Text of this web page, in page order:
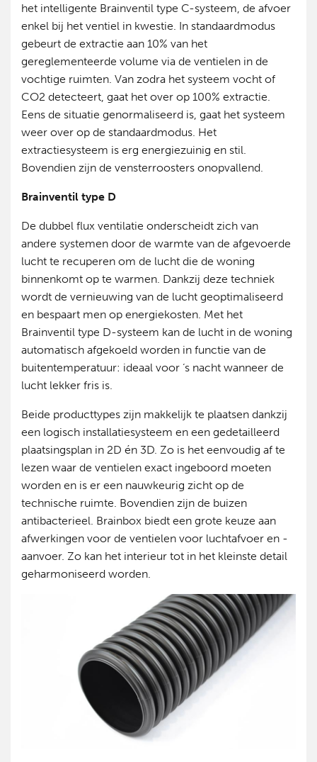
het intelligente Brainventil type C-systeem, de afvoer
enkel bij het ventiel in kwestie. In standaardmodus
gebeurt de extractie aan 10% van het
gereglementeerde volume via de ventielen in de
vochtige ruimten. Van zodra het systeem vocht of
CO2 detecteert, gaat het over op 100% extractie.
Eens de situatie genormaliseerd is, gaat het systeem
weer over op de standaardmodus. Het
extractiesysteem is erg energiezuinig en stil.
Bovendien zijn de vensterroosters onopvallend.
Brainventil type D
De dubbel flux ventilatie onderscheidt zich van
andere systemen door de warmte van de afgevoerde
lucht te recuperen om de lucht die de woning
binnenkomt op te warmen. Dankzij deze techniek
wordt de vernieuwing van de lucht geoptimaliseerd
en bespaart men op energiekosten. Met het
Brainventil type D-systeem kan de lucht in de woning
automatisch afgekoeld worden in functie van de
buitentemperatuur: ideaal voor ‘s nacht wanneer de
lucht lekker fris is.
Beide producttypes zijn makkelijk te plaatsen dankzij
een logisch installatiesysteem en een gedetailleerd
plaatsingsplan in 2D én 3D. Zo is het eenvoudig af te
lezen waar de ventielen exact ingeboord moeten
worden en is er een nauwkeurig zicht op de
technische ruimte. Bovendien zijn de buizen
antibacterieel. Brainbox biedt een grote keuze aan
afwerkingen voor de ventielen voor luchtafvoer en -
aanvoer. Zo kan het interieur tot in het kleinste detail
geharmoniseerd worden.